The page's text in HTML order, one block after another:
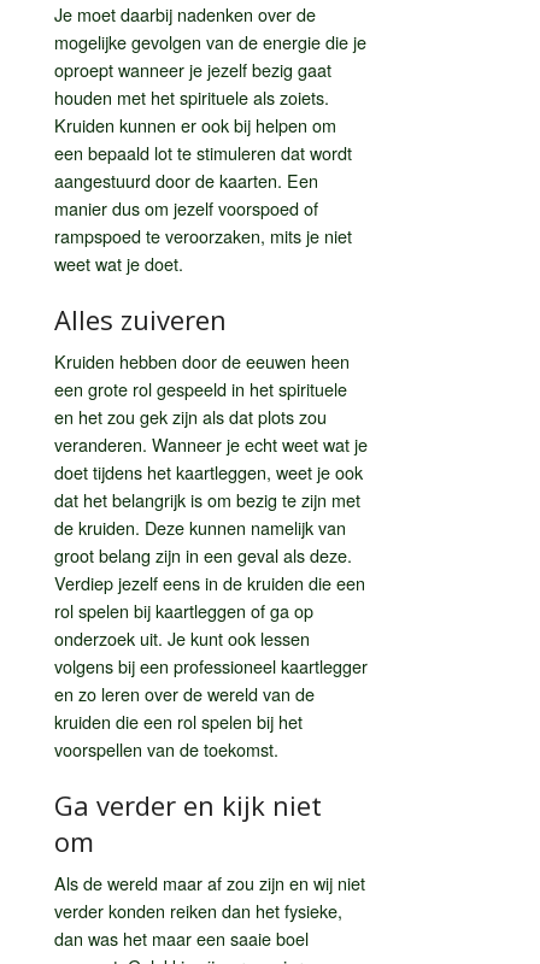
Je moet daarbij nadenken over de
mogelijke gevolgen van de energie die je
oproept wanneer je jezelf bezig gaat
houden met het spirituele als zoiets.
Kruiden kunnen er ook bij helpen om
een bepaald lot te stimuleren dat wordt
aangestuurd door de kaarten. Een
manier dus om jezelf voorspoed of
rampspoed te veroorzaken, mits je niet
weet wat je doet.
Alles zuiveren
Kruiden hebben door de eeuwen heen
een grote rol gespeeld in het spirituele
en het zou gek zijn als dat plots zou
veranderen. Wanneer je echt weet wat je
doet tijdens het kaartleggen, weet je ook
dat het belangrijk is om bezig te zijn met
de kruiden. Deze kunnen namelijk van
groot belang zijn in een geval als deze.
Verdiep jezelf eens in de kruiden die een
rol spelen bij kaartleggen of ga op
onderzoek uit. Je kunt ook lessen
volgens bij een professioneel kaartlegger
en zo leren over de wereld van de
kruiden die een rol spelen bij het
voorspellen van de toekomst.
Ga verder en kijk niet
om
Als de wereld maar af zou zijn en wij niet
verder konden reiken dan het fysieke,
dan was het maar een saaie boel